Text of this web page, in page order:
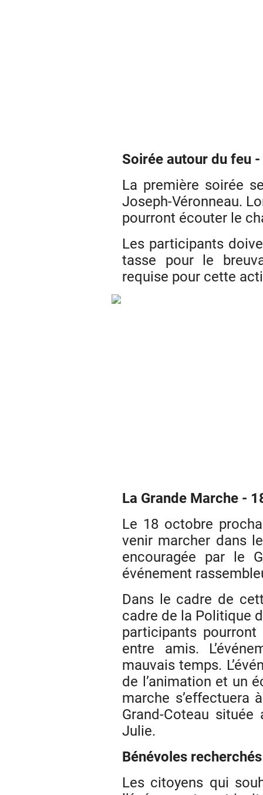
Soirée autour du feu -
La première soirée
Joseph-Véronneau.
pourront écouter le
Les participants
tasse pour le
requise pour cette
La Grande Marche -
Le 18 octobre
venir marcher dans
encouragée par le
événement
Dans le cadre de
cadre de la Politique
participants
entre amis.
mauvais temps.
de l’animation et un
marche s’effectuera
Grand-Coteau située
Julie.
Bénévoles recherchés
Les citoyens qui